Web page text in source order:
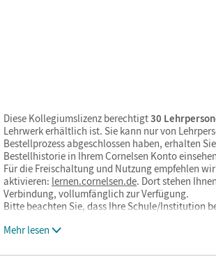
Diese Kollegiumslizenz berechtigt30
Lehrwerk erhältlich ist. Sie kann nur von
Bestellprozess abgeschlossen haben, erhalten
Bestellhistorie in Ihrem Cornelsen Konto
Für die Freischaltung und Nutzung empfehlen
aktivieren: lernen.cornelsen.de. Dort stehen
Verbindung, vollumfänglich zur Verfügung.
Bitte beachten Sie, dass Ihre Schule/Institution
Mehr lesen